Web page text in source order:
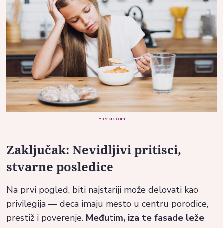
Freepik.com
Zaključak: Nevidljivi pritisci,
stvarne posledice
Na prvi pogled, biti najstariji može delovati kao
privilegija — deca imaju mesto u centru porodice,
prestiž i poverenje. Međutim, iza te fasade leže